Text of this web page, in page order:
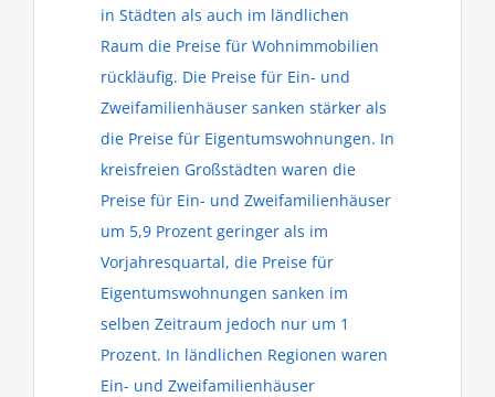
in Städten als auch im ländlichen
Raum die Preise für Wohnimmobilien
rückläufig. Die Preise für Ein- und
Zweifamilienhäuser sanken stärker als
die Preise für Eigentumswohnungen. In
kreisfreien Großstädten waren die
Preise für Ein- und Zweifamilienhäuser
um 5,9 Prozent geringer als im
Vorjahresquartal, die Preise für
Eigentumswohnungen sanken im
selben Zeitraum jedoch nur um 1
Prozent. In ländlichen Regionen waren
Ein- und Zweifamilienhäuser